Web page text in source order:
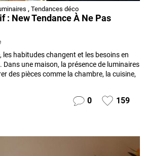
, Tendances déco
: New Tendance À Ne Pas
les habitudes changent et les besoins en
Dans une maison, la présence de luminaires
des pièces comme la chambre, la cuisine,
0 159